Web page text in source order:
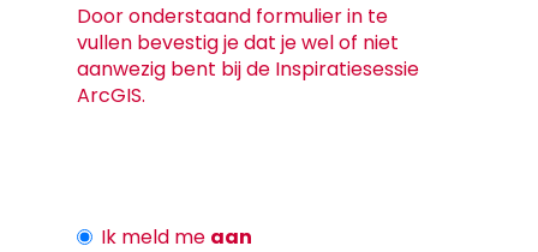
Door onderstaand formulier in te
vullen bevestig je dat je wel of niet
aanwezig bent bij de Inspiratiesessie
ArcGIS.
Ik meld me aan